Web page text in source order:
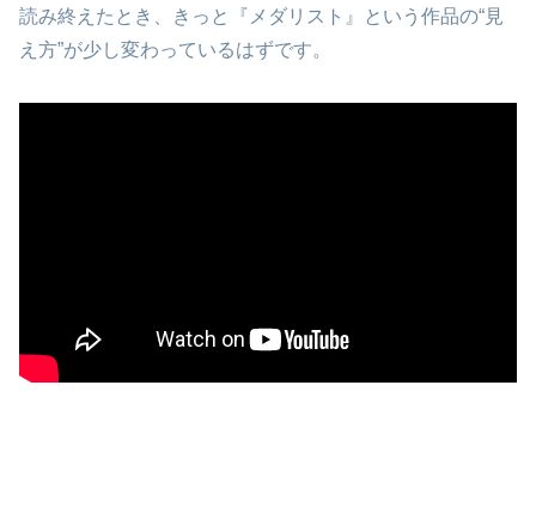
読み終えたとき、きっと『メダリスト』という作品の“見
え方”が少し変わっているはずです。